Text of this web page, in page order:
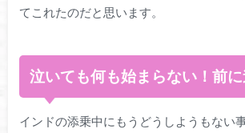
てこれたのだと思います。
泣いても何も始まらない！前に
インドの添乗中にもうどうしようもない